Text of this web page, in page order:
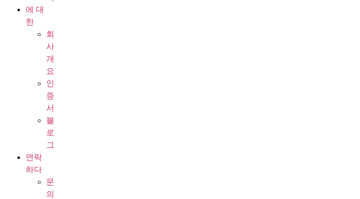
에 대
한
회
사
개
요
인
증
서
블
로
그
연락
하다
문
의